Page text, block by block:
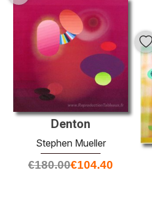
Denton
Stephen Mueller
€180.00€104.40